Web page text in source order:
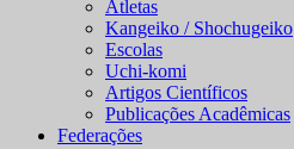
Atletas
Kangeiko / Shochugeiko
Escolas
Uchi-komi
Artigos Científicos
Publicações Acadêmicas
Federações